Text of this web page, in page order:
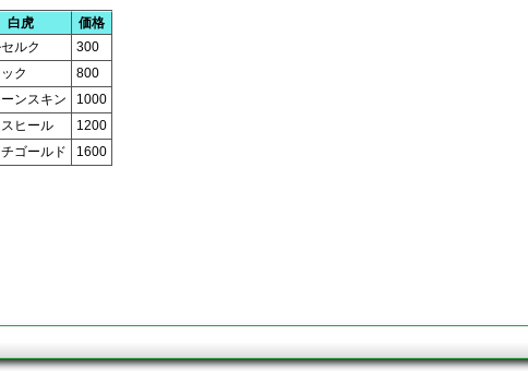
白虎
価格
ルク
300
ク
800
ンスキン
1000
ヒール
1200
ゴールド
1600